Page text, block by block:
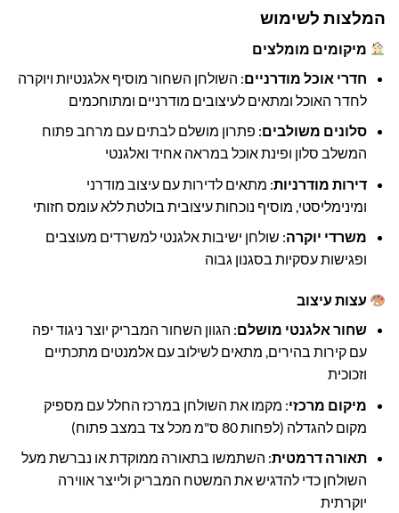
המלצות לשימוש
מיקומים מומלצים
חדרי אוכל מודרניים: השולחן השחור מוסיף אלגנטיות ויוקרה
לחדר האוכל ומתאים לעיצובים מודרניים ומתוחכמים
סלונים משולבים: פתרון מושלם לבתים עם מרחב פתוח
המשלב סלון ופינת אוכל במראה אחיד ואלגנטי
דירות מודרניות: מתאים לדירות עם עיצוב מודרני
ומינימליסטי, מוסיף נוכחות עיצובית בולטת ללא עומס חזותי
משרדי יוקרה: שולחן ישיבות אלגנטי למשרדים מעוצבים
ופגישות עסקיות בסגנון גבוה
עצות עיצוב
שחור אלגנטי מושלם: הגוון השחור המבריק יוצר ניגוד יפה
עם קירות בהירים, מתאים לשילוב עם אלמנטים מתכתיים
וזכוכית
מיקום מרכזי: מקמו את השולחן במרכז החלל עם מספיק
מקום להגדלה (לפחות 80 ס"מ מכל צד במצב פתוח)
תאורה דרמטית: השתמשו בתאורה ממוקדת או נברשת מעל
השולחן כדי להדגיש את המשטח המבריק ולייצר אווירה
יוקרתית